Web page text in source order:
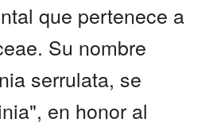
que pertenece a
Su nombre
serrulata, se
en honor al